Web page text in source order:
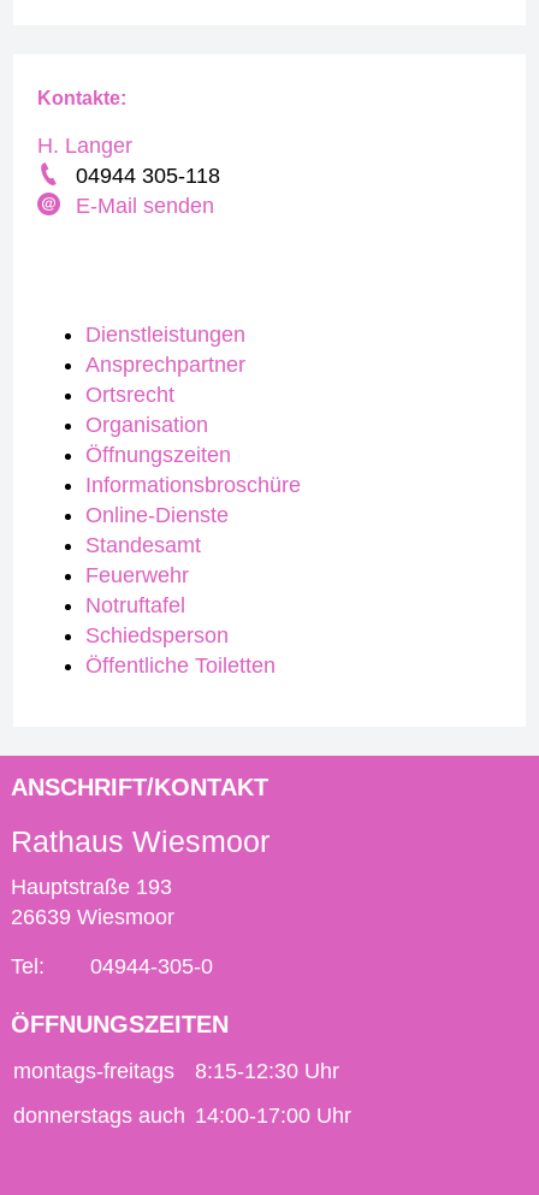
Dienstleistungen
Ansprechpartner
Ortsrecht
Organisation
Öffnungszeiten
Informationsbroschüre
Online-Dienste
Standesamt
Feuerwehr
Notruftafel
Schiedsperson
Öffentliche Toiletten
Kontakte:
H. Langer
04944 305-118
E-Mail senden
ANSCHRIFT/KONTAKT
Rathaus Wiesmoor
Hauptstraße 193
26639 Wiesmoor
Tel: 04944-305-0
ÖFFNUNGSZEITEN
montags-freitags
8:15-12:30 Uhr
donnerstags auch 14:00-17:00 Uhr